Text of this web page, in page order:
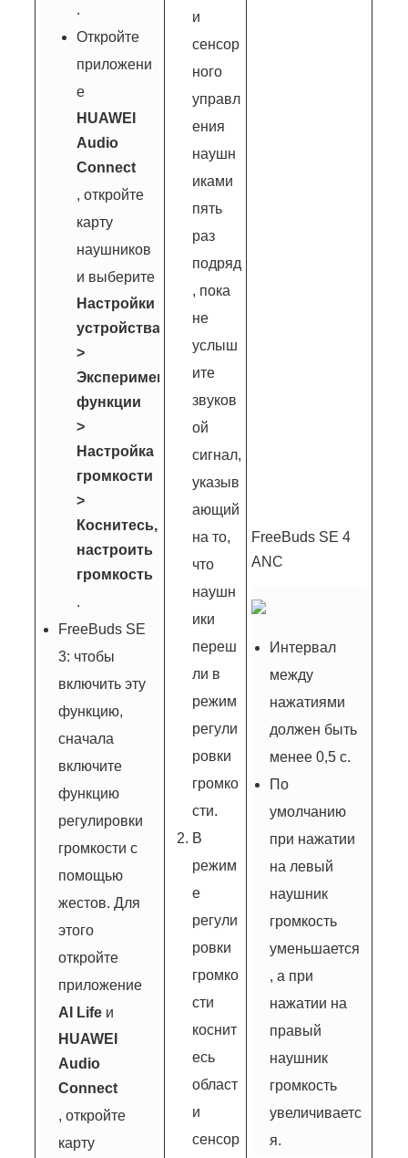
.
Откройте
приложени
е
HUAWEI
Audio
Connect
, откройте
карту
наушников
и выберите
Настройки
устройства
>
Экспериментальные
функции
>
Настройка
громкости
>
Коснитесь, чтобы
настроить
громкость
.
FreeBuds SE
3: чтобы
включить эту
функцию,
сначала
включите
функцию
регулировки
громкости с
помощью
жестов. Для
этого
откройте
приложение
AI Life и
HUAWEI
Audio
Connect
, откройте
карту
и
сенсор
ного
управл
ения
наушн
иками
пять
раз
подряд
, пока
не
услыш
ите
звуков
ой
сигнал,
указыв
ающий
на то,
что
наушн
ики
переш
ли в
режим
регули
ровки
громко
сти.
В
режим
е
регули
ровки
громко
сти
коснит
есь
област
и
сенсор
FreeBuds SE 4
ANC
Интервал
между
нажатиями
должен быть
менее 0,5 с.
По
умолчанию
при нажатии
на левый
наушник
громкость
уменьшается
, а при
нажатии на
правый
наушник
громкость
увеличиваетс
я.